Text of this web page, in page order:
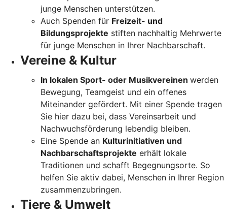
junge Menschen unterstützen.
Auch Spenden für Freizeit- und
Bildungsprojekte stiften nachhaltig Mehrwerte
für junge Menschen in Ihrer Nachbarschaft.
Vereine & Kultur
In lokalen Sport- oder Musikvereinen werden
Bewegung, Teamgeist und ein offenes
Miteinander gefördert. Mit einer Spende tragen
Sie hier dazu bei, dass Vereinsarbeit und
Nachwuchsförderung lebendig bleiben.
Eine Spende an Kulturinitiativen und
Nachbarschaftsprojekte erhält lokale
Traditionen und schafft Begegnungsorte. So
helfen Sie aktiv dabei, Menschen in Ihrer Region
zusammenzubringen.
Tiere & Umwelt